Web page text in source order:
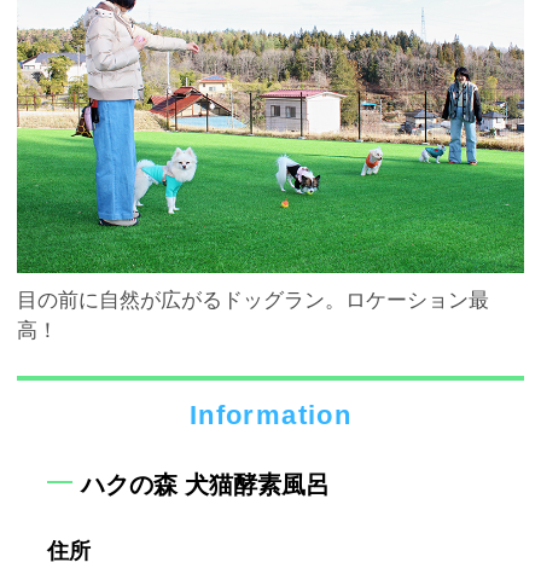
目の前に自然が広がるドッグラン。ロケーション最
高！
Information
ハクの森 犬猫酵素風呂
住所